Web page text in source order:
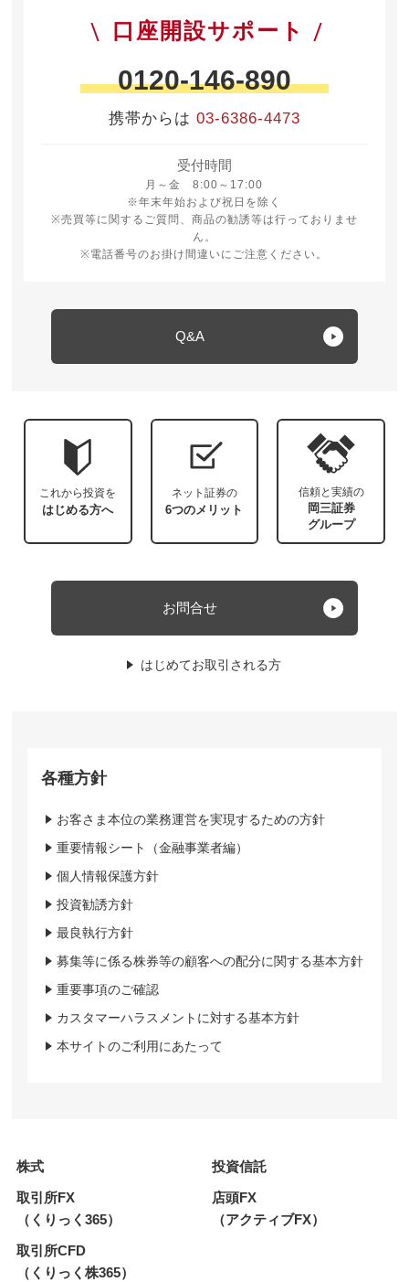
口座開設サポート
0120-146-890
携帯からは 03-6386-4473
受付時間
月～金 8:00～17:00
月曜日から金曜日 8時から17時
※年末年始および祝日を除く
※売買等に関するご質問、商品の勧誘等は行っておりませ
ん。
※電話番号のお掛け間違いにご注意ください。
Q&A
これから投資を
はじめる方へ
ネット証券の
6つのメリット
信頼と実績の
岡三証券
グループ
お問合せ
はじめてお取引される方
各種方針
お客さま本位の業務運営を実現するための方針
重要情報シート（金融事業者編）
個人情報保護方針
投資勧誘方針
最良執行方針
募集等に係る株券等の顧客への配分に関する基本方針
重要事項のご確認
カスタマーハラスメントに対する基本方針
本サイトのご利用にあたって
株式
投資信託
取引所FX
（くりっく365）
店頭FX
（アクティブFX）
取引所CFD
（くりっく株365）